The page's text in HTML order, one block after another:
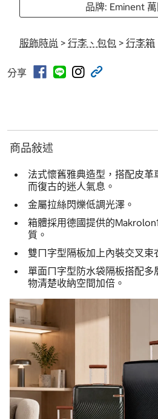
品牌: Eminent
服飾時尚 > 行李、包包 > 行李箱
分享
商品敍述
法式懷舊雅典造型，搭配皮革
而復古的迷人氣息。
金屬拉絲閃爍低調光澤。
箱體採用德國提供的
質。
雙ㄇ字型隔板加上內裝交叉束
單面ㄇ字型防水袋隔板搭配多
物清楚收納空間加倍。